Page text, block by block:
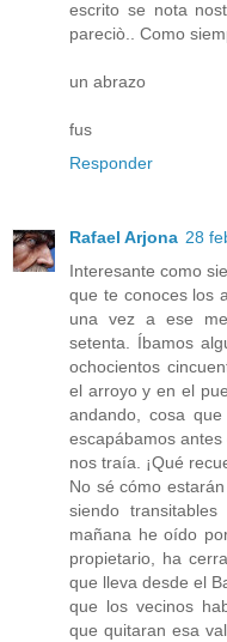
escrito se nota
pareciò.. Como
un abrazo
fus
Responder
Rafael Arjona 28
Interesante como
que te conoces los
una vez a ese
setenta. Íbamos
ochocientos
el arroyo y en el
andando, cosa
escapábamos
nos traía. ¡Qué
No sé cómo
siendo
mañana he oído
propietario, ha
que lleva desde el
que los vecinos
que quitaran esa